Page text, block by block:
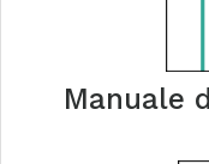
Manuale